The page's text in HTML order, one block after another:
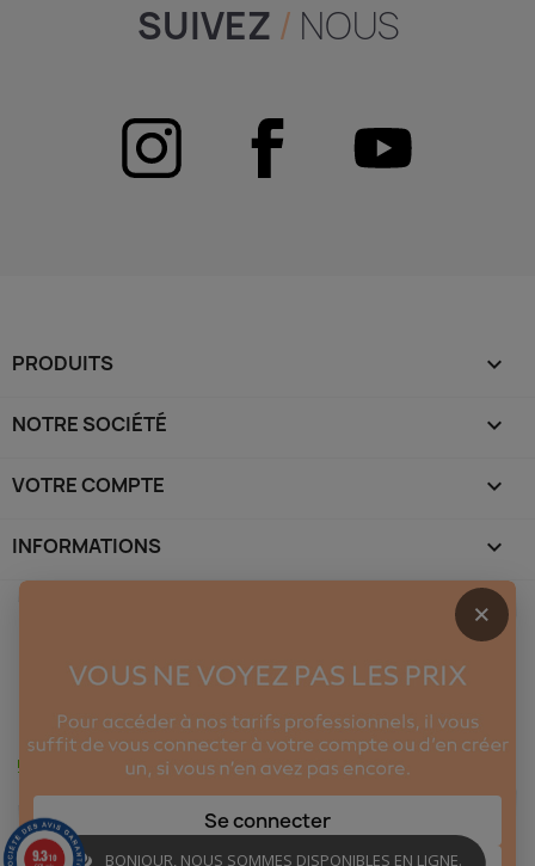
SUIVEZ / NOUS
PRODUITS 
NOTRE SOCIÉTÉ 
VOTRE COMPTE 
INFORMATIONS keyboard_arrow_down
×
Se connecter
BONJOUR, NOUS SOMMES DISPONIBLES EN LIGNE.
9.3/10